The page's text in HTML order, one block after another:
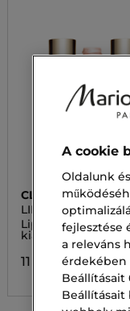
CLARINS
LIP COMFORT OIL
Lip Comfort Oil
kiadás
11 500,00 Ft
A cookie
Oldalunk
fejlesztése
a releváns
érdekében
Beállításait
Beállításait